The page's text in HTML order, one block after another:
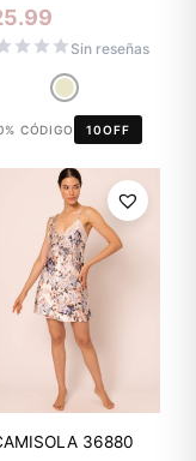
Sin reseñas
CÓDIGO 10OFF
36880